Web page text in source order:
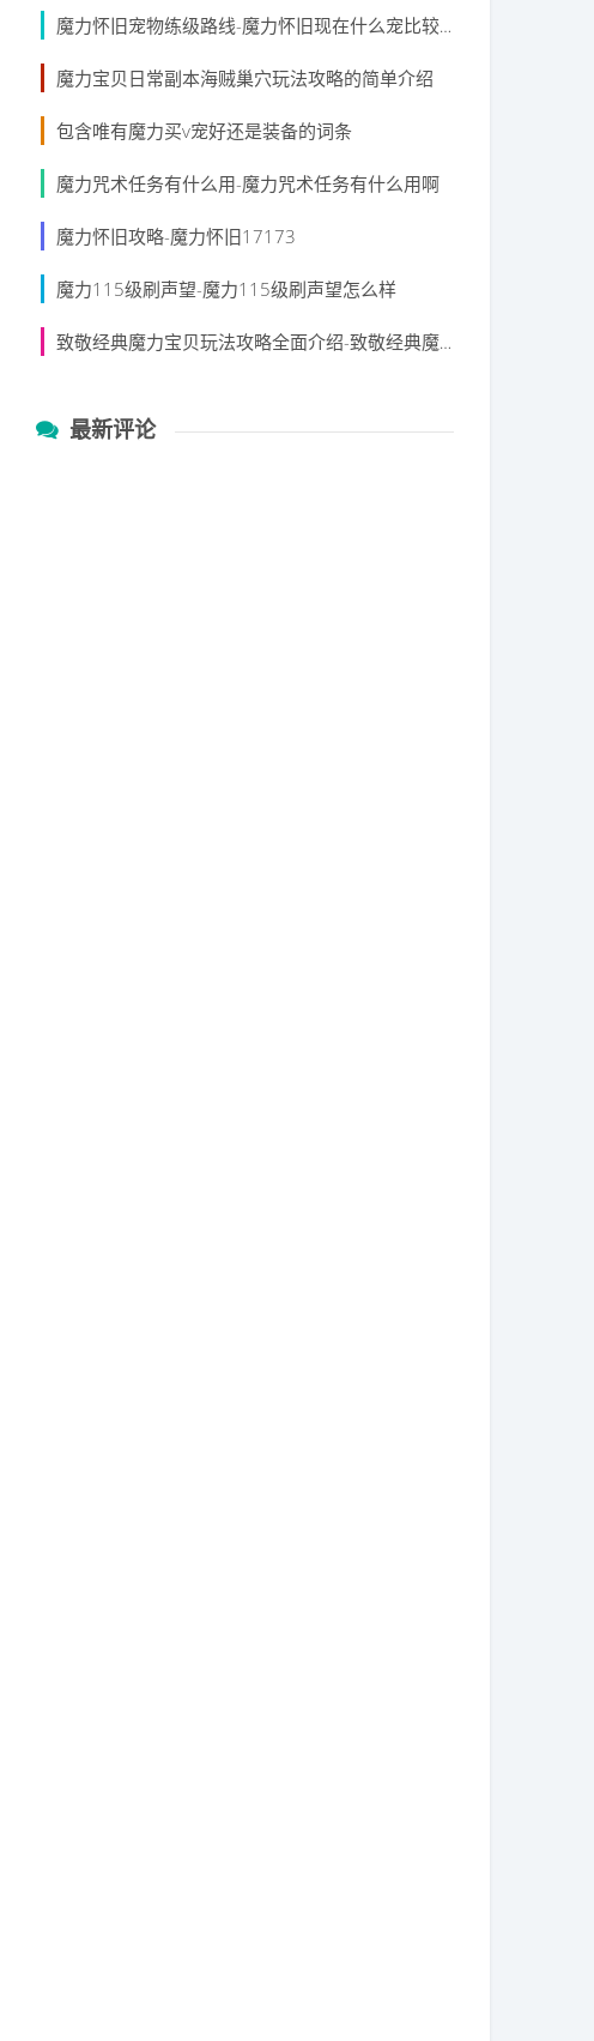
魔力怀旧宠物练级路线-魔力怀旧现在什么宠比较好
魔力宝贝日常副本海贼巢穴玩法攻略的简单介绍
包含唯有魔力买v宠好还是装备的词条
魔力咒术任务有什么用-魔力咒术任务有什么用啊
魔力怀旧攻略-魔力怀旧17173
魔力115级刷声望-魔力115级刷声望怎么样
致敬经典魔力宝贝玩法攻略全面介绍-致敬经典魔力宝贝玩法攻略全面介绍视频
最新评论